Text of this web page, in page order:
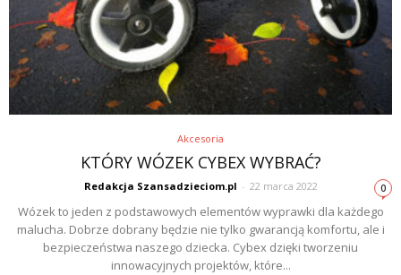
Akcesoria
KTÓRY WÓZEK CYBEX WYBRAĆ?
Redakcja Szansadzieciom.pl - 22 marca 2022 0
Wózek to jeden z podstawowych elementów wyprawki dla każdego
malucha. Dobrze dobrany będzie nie tylko gwarancją komfortu, ale i
bezpieczeństwa naszego dziecka. Cybex dzięki tworzeniu
innowacyjnych projektów, które...